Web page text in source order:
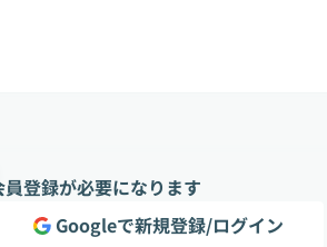
登録が必要になります
Googleで新規登録/ログイン
~ 25時間）